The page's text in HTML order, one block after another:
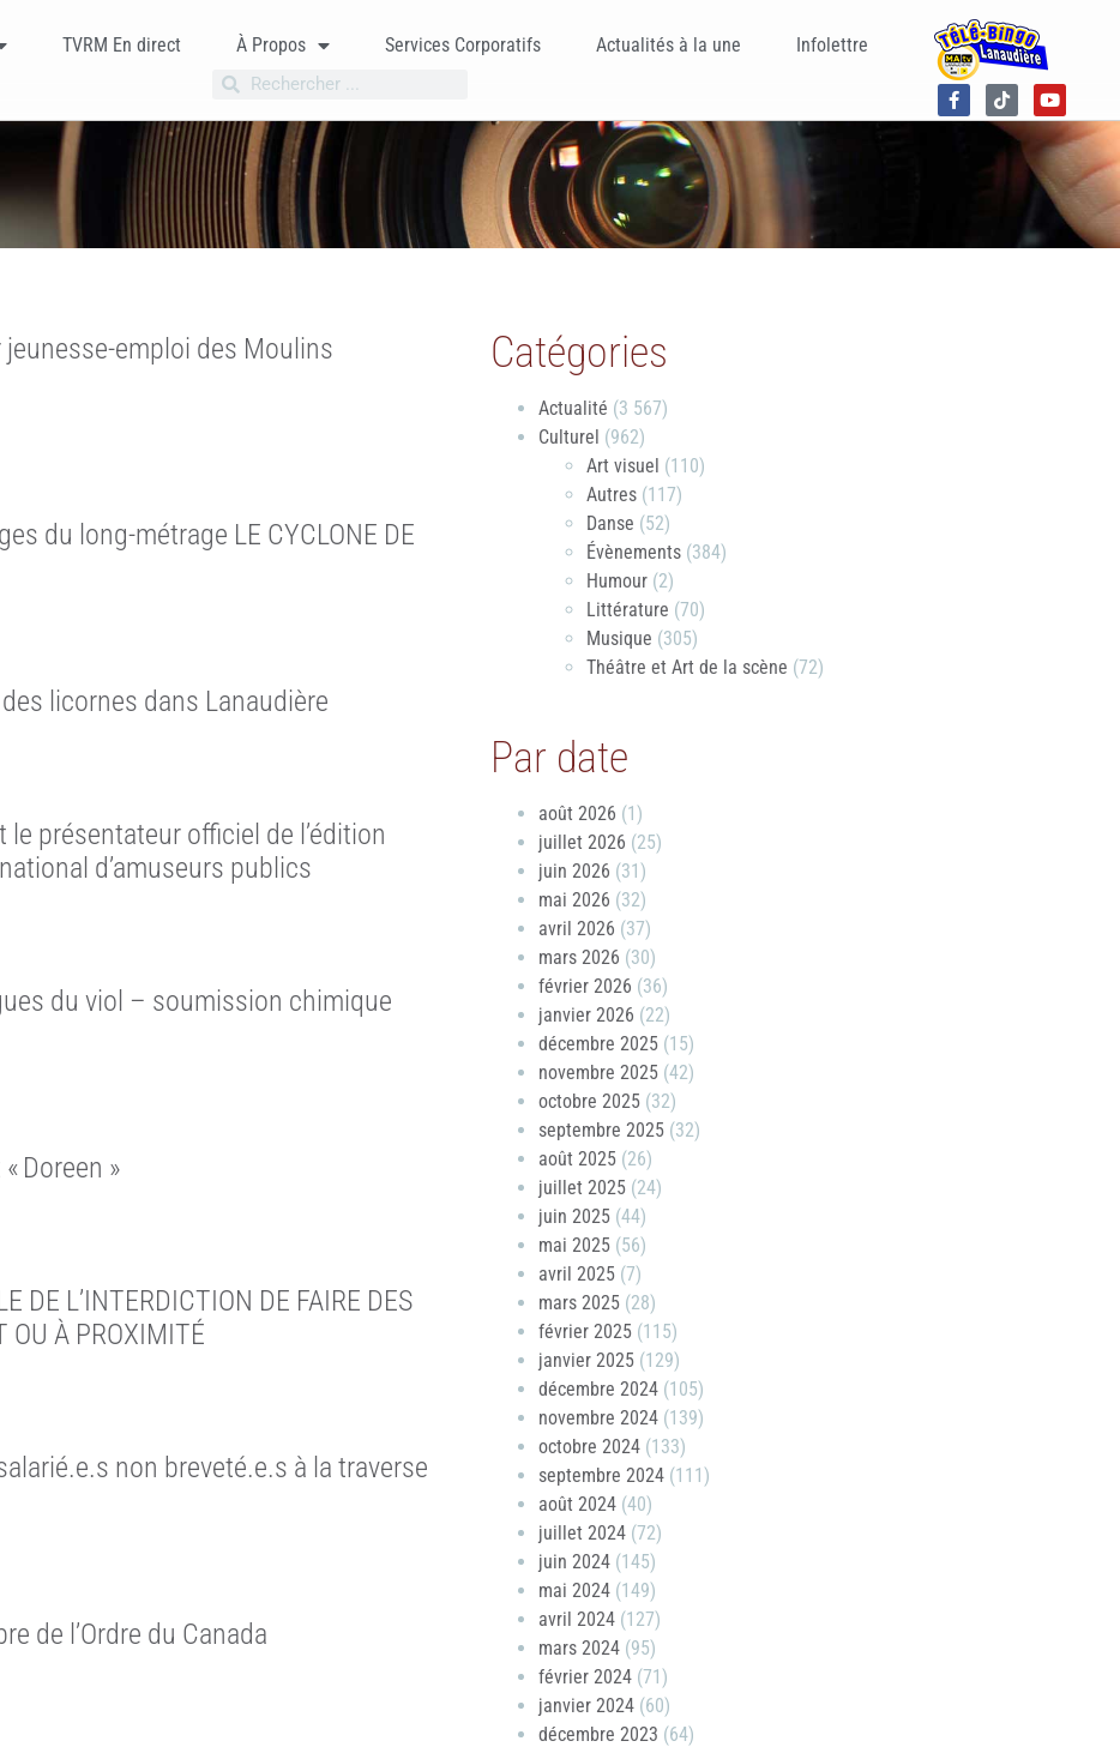
TVRM En direct À Propos Services Corporatifs Actualités à la une Infolettre
emploi des Moulins
du long-métrage LE CYCLONE DE
licornes dans Lanaudière
présentateur officiel de l’édition
d’amuseurs publics
du viol – soumission chimique
Doreen »
DE L’INTERDICTION DE FAIRE DES
OU À PROXIMITÉ
non breveté.e.s à la traverse
de l’Ordre du Canada
Catégories
Actualité (3 567)
Culturel (962)
Art visuel (110)
Autres(117)
Danse (52)
Évènements(384)
Humour(2)
Littérature (70)
Musique (305)
Théâtre et Art de la scène (72)
Par date
août 2026 (1)
juillet 2026 (25)
juin 2026 (31)
mai 2026 (32)
avril 2026 (37)
mars 2026 (30)
février 2026 (36)
janvier 2026 (22)
décembre 2025(15)
novembre 2025(42)
octobre 2025(32)
septembre 2025(32)
août 2025(26)
juillet 2025(24)
juin 2025(44)
mai 2025(56)
avril 2025(7)
mars 2025(28)
février 2025(115)
janvier 2025(129)
décembre 2024(105)
novembre 2024(139)
octobre 2024(133)
septembre 2024(111)
août 2024(40)
juillet 2024(72)
juin 2024(145)
mai 2024(149)
avril 2024(127)
mars 2024(95)
février 2024(71)
janvier 2024(60)
décembre 2023 (64)